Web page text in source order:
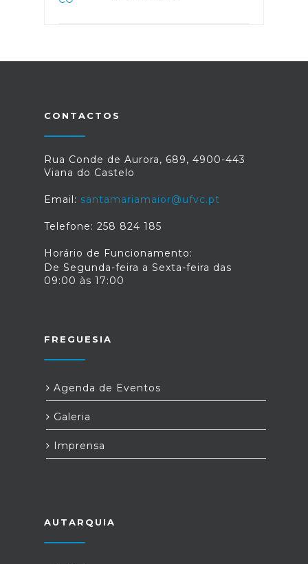
CONTACTOS
Rua Conde de Aurora, 689, 4900-443
Viana do Castelo
Email: santamariamaior@ufvc.pt
Telefone: 258 824 185
Horário de Funcionamento:
De Segunda-feira a Sexta-feira das
09:00 às 17:00
FREGUESIA
Agenda de Eventos
Galeria
Imprensa
AUTARQUIA